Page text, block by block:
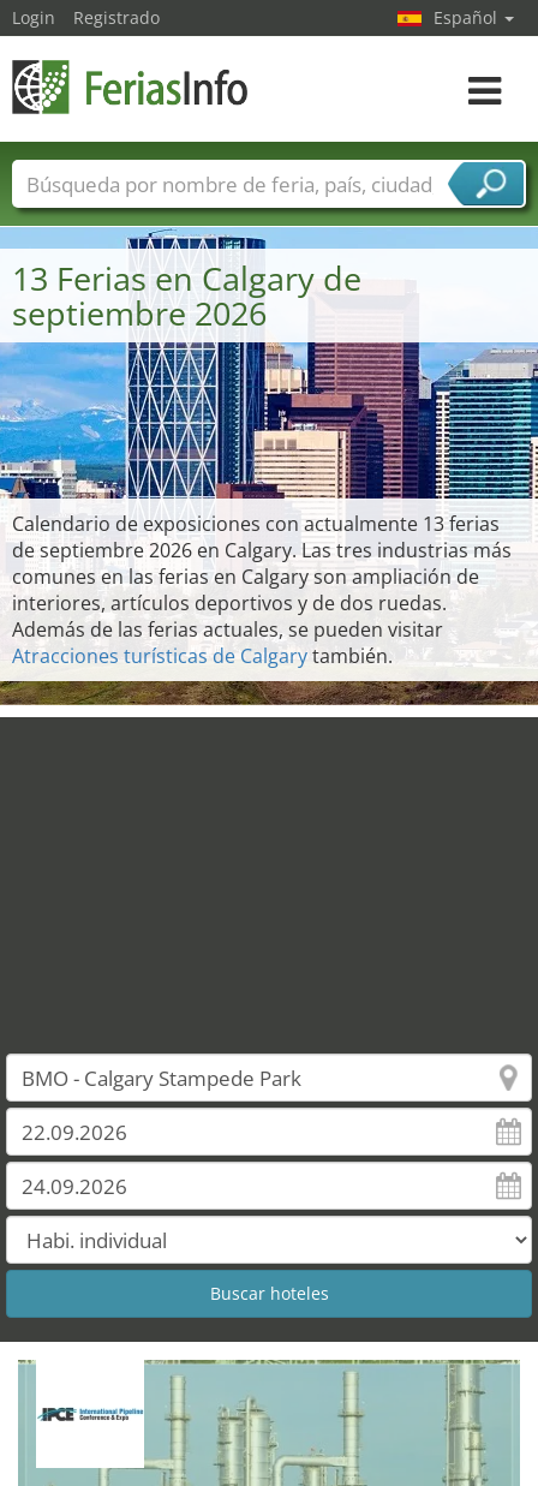
13 Ferias en Calgary de
septiembre 2026
Calendario de exposiciones con actualmente 13 ferias
de septiembre 2026 en Calgary. Las tres industrias más
comunes en las ferias en Calgary son ampliación de
interiores, artículos deportivos y de dos ruedas.
Además de las ferias actuales, se pueden visitar
Atracciones turísticas de Calgarytambién.
Login Registrado Español
toggle
Nombres de ferias Países
Ciudades
Sectores de ferias
Sectores de proveedor de servicios